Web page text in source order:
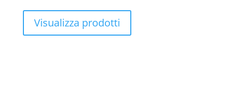
da
Visualizza prodotti